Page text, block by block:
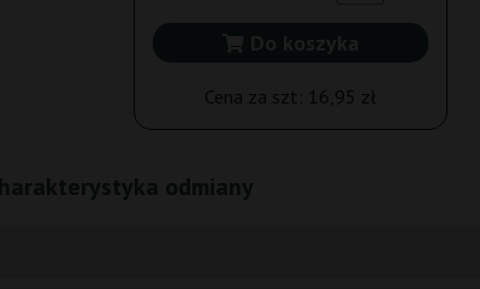
Do koszyka
Cena za szt: 16,95 zł
odmiany